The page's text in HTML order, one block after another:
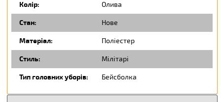
Колір: Олива
Стан: Нове
Матеріал: Поліестер
Стиль: Мілітарі
Тип головних уборів: Бейсболка